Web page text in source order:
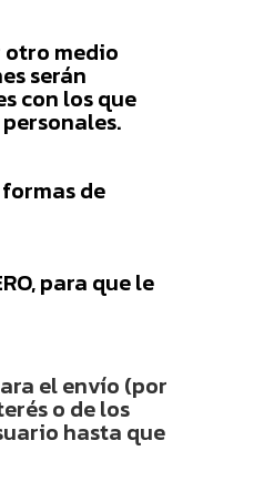
otro medio
serán
con los que
de
para que le
el envío (por
o de los
hasta que